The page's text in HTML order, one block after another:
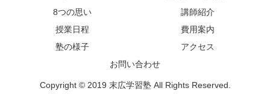
8つの思い
講師紹介
授業日程
費用案内
塾の様子
アクセス
お問い合わせ
Copyright © 2019 末広学習塾 All Rights Reserved.